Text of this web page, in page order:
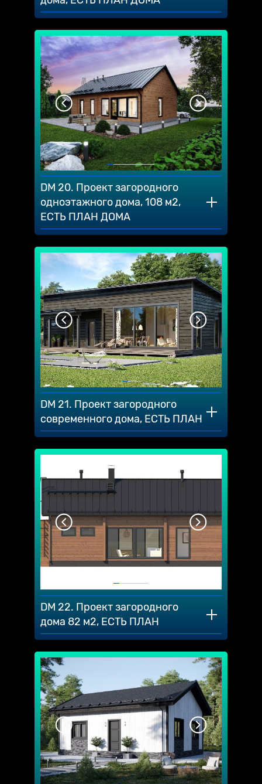
DM 20. Проект загородного
одноэтажного дома, 108 м2,
ЕСТЬ ПЛАН ДОМА
DM 21. Проект загородного
современного дома, ЕСТЬ ПЛАН
DM 22. Проект загородного
дома 82 м2, ЕСТЬ ПЛАН